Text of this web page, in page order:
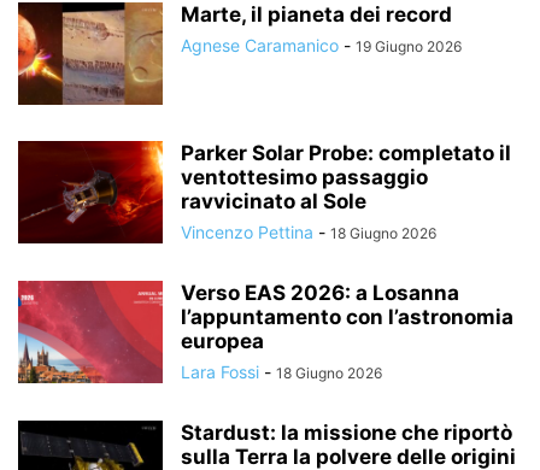
Marte, il pianeta dei record
Agnese Caramanico - 19 Giugno 2026
Parker Solar Probe: completato il
ventottesimo passaggio
ravvicinato al Sole
Vincenzo Pettina - 18 Giugno 2026
Verso EAS 2026: a Losanna
l’appuntamento con l’astronomia
europea
Lara Fossi - 18 Giugno 2026
Stardust: la missione che riportò
sulla Terra la polvere delle origini